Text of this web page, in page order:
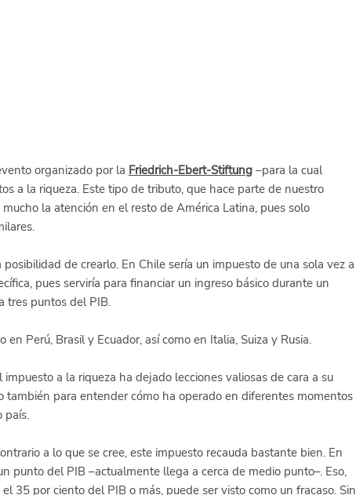
organizado por la Friedrich-Ebert-Stiftung –para la cual
a la riqueza. Este tipo de tributo, que hace parte de nuestro
la atención en el resto de América Latina, pues solo
de crearlo. En Chile sería un impuesto de una sola vez a
pues serviría para financiar un ingreso básico durante un
tres puntos del PIB.
Perú, Brasil y Ecuador, así como en Italia, Suiza y Rusia.
a la riqueza ha dejado lecciones valiosas de cara a su
también para entender cómo ha operado en diferentes momentos
país.
a lo que se cree, este impuesto recauda bastante bien. En
punto del PIB –actualmente llega a cerca de medio punto–. Eso,
35 por ciento del PIB o más, puede ser visto como un fracaso. Sin